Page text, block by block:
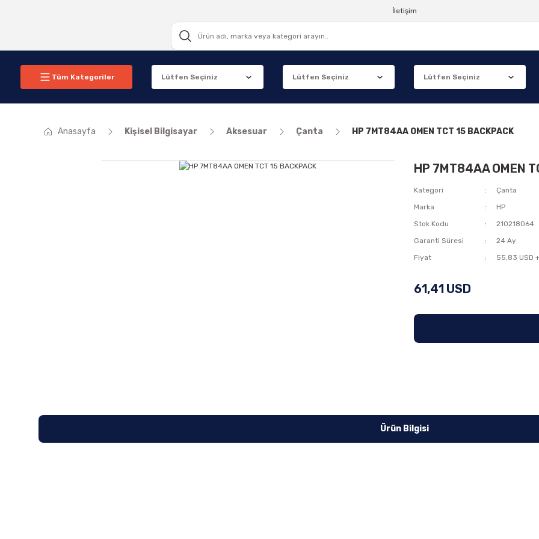
İletişim
Tüm Kategoriler
Anasayfa Kişisel Bilgisayar Aksesuar Çanta HP 7MT84AA OMEN TCT 15 BACKPACK
HP 7MT84AA OMEN
Kategori
Çanta
Marka
HP
Stok Kodu
210218064
Garanti Süresi
24 Ay
Fiyat
55,83 USD
61,41 USD
Ürün Bilgisi